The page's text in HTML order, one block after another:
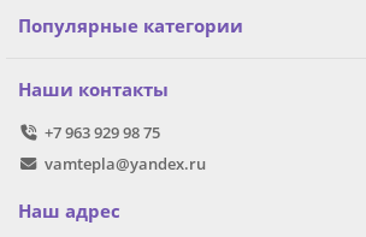
Популярные категории
Наши контакты
+7 963 929 98 75
vamtepla@yandex.ru
Наш адрес